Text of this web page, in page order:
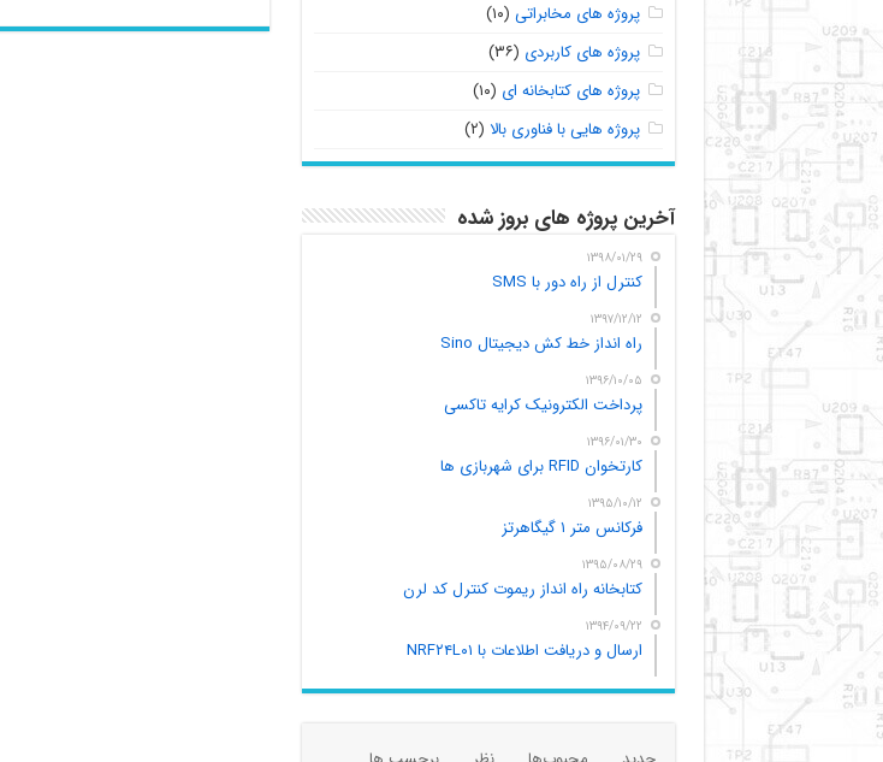
پروژه های مخابراتی (۱۰)
پروژه های کاربردی (۳۶)
پروژه های کتابخانه ای (۱۰)
پروژه هایی با فناوری بالا (۲)
آخرین پروژه های بروز شده
۱۳۹۸/۰۱/۲۹
کنترل از راه دور با SMS
۱۳۹۷/۱۲/۱۲
راه انداز خط کش دیجیتال Sino
۱۳۹۶/۱۰/۰۵
پرداخت الکترونیک کرایه تاکسی
۱۳۹۶/۰۱/۳۰
کارتخوان RFID برای شهربازی ها
۱۳۹۵/۱۰/۱۲
فرکانس متر ۱ گیگاهرتز
۱۳۹۵/۰۸/۲۹
کتابخانه راه انداز ریموت کنترل کد لرن
۱۳۹۴/۰۹/۲۲
ارسال و دریافت اطلاعات با NRF۲۴L۰۱